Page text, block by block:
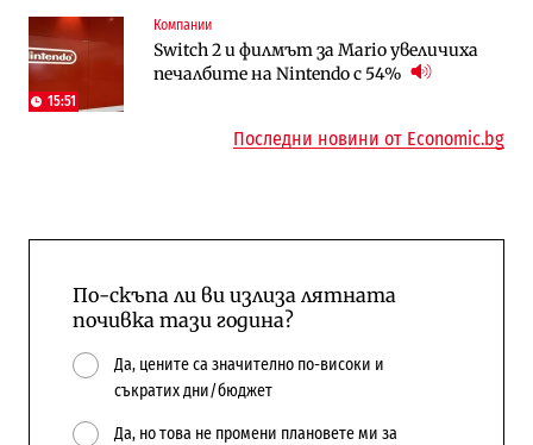
15:51
Компании
Switch 2 и филмът за Mario увеличиха
печалбите на Nintendo с 54%
Публични финанси
Общините вече зависят от
централната власт за 75% от
Компании
А1 отново е лидер при технологичните
компании и системните интегратори
Последни новини от Economic.bg
По-скъпа ли ви излиза лятната
почивка тази година?
Да, цените са значително по-високи и
съкратих дни/бюджет
Да, но това не промени плановете ми за